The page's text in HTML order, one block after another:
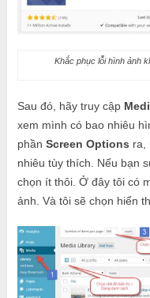
Khắc phục lỗi hình ảnh
Sau đó, hãy truy cập
xem mình có bao nhiêu
phần Screen Options ra,
nhiêu tùy thích. Nếu bạn
chọn ít thôi. Ở đây tôi có
ảnh. Và tôi sẽ chọn hiển